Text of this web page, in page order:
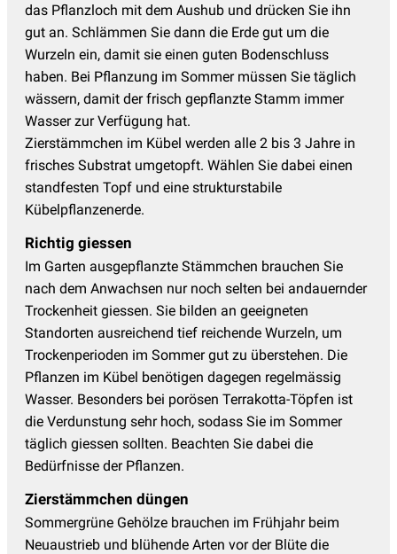
das Pflanzloch mit dem Aushub und drücken Sie ihn
gut an. Schlämmen Sie dann die Erde gut um die
Wurzeln ein, damit sie einen guten Bodenschluss
haben. Bei Pflanzung im Sommer müssen Sie täglich
wässern, damit der frisch gepflanzte Stamm immer
Wasser zur Verfügung hat.
Zierstämmchen im Kübel werden alle 2 bis 3 Jahre in
frisches Substrat umgetopft. Wählen Sie dabei einen
standfesten Topf und eine strukturstabile
Kübelpflanzenerde.
Richtig giessen
Im Garten ausgepflanzte Stämmchen brauchen Sie
nach dem Anwachsen nur noch selten bei andauernder
Trockenheit giessen. Sie bilden an geeigneten
Standorten ausreichend tief reichende Wurzeln, um
Trockenperioden im Sommer gut zu überstehen. Die
Pflanzen im Kübel benötigen dagegen regelmässig
Wasser. Besonders bei porösen Terrakotta-Töpfen ist
die Verdunstung sehr hoch, sodass Sie im Sommer
täglich giessen sollten. Beachten Sie dabei die
Bedürfnisse der Pflanzen.
Zierstämmchen düngen
Sommergrüne Gehölze brauchen im Frühjahr beim
Neuaustrieb und blühende Arten vor der Blüte die